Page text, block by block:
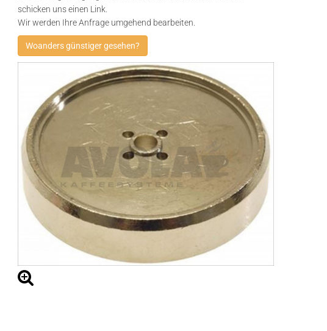
schicken uns einen Link.
Wir werden Ihre Anfrage umgehend bearbeiten.
Woanders günstiger gesehen?